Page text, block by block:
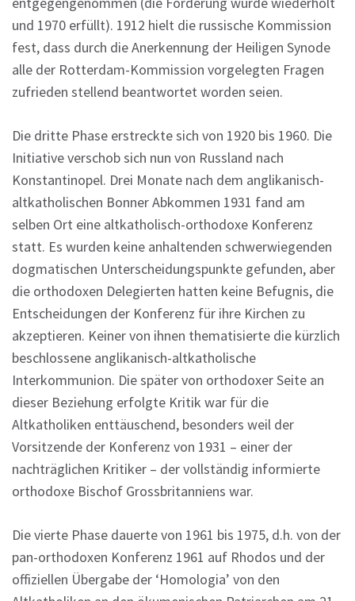
und 1970 erfüllt). 1912 hielt die russische Kommission
fest, dass durch die Anerkennung der Heiligen Synode
alle der Rotterdam-Kommission vorgelegten Fragen
zufrieden stellend beantwortet worden seien.
Die dritte Phase erstreckte sich von 1920 bis 1960. Die
Initiative verschob sich nun von Russland nach
Konstantinopel. Drei Monate nach dem anglikanisch-
altkatholischen Bonner Abkommen 1931 fand am
selben Ort eine altkatholisch-orthodoxe Konferenz
statt. Es wurden keine anhaltenden schwerwiegenden
dogmatischen Unterscheidungspunkte gefunden, aber
die orthodoxen Delegierten hatten keine Befugnis, die
Entscheidungen der Konferenz für ihre Kirchen zu
akzeptieren. Keiner von ihnen thematisierte die kürzlich
beschlossene anglikanisch-altkatholische
Interkommunion. Die später von orthodoxer Seite an
dieser Beziehung erfolgte Kritik war für die
Altkatholiken enttäuschend, besonders weil der
Vorsitzende der Konferenz von 1931 – einer der
nachträglichen Kritiker – der vollständig informierte
orthodoxe Bischof Grossbritanniens war.
Die vierte Phase dauerte von 1961 bis 1975, d.h. von der
pan-orthodoxen Konferenz 1961 auf Rhodos und der
offiziellen Übergabe der ‘Homologia’ von den